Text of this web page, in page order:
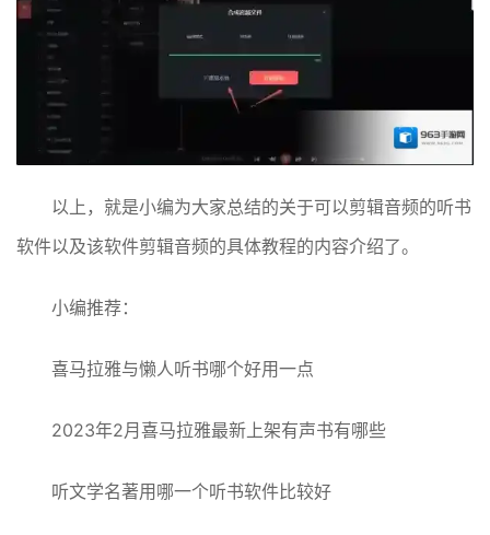
以上，就是小编为大家总结的关于可以剪辑音频的听书
软件以及该软件剪辑音频的具体教程的内容介绍了。
小编推荐：
喜马拉雅与懒人听书哪个好用一点
2023年2月喜马拉雅最新上架有声书有哪些
听文学名著用哪一个听书软件比较好